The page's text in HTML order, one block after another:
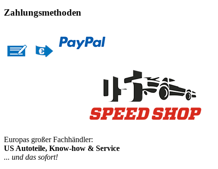
Zahlungsmethoden
Europas großer Fachhändler:
US Autoteile, Know-how & Service
... und das sofort!